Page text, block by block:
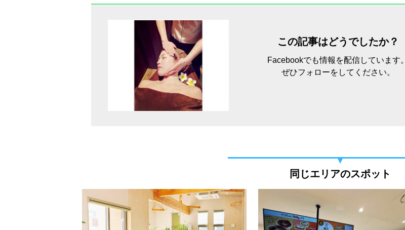
この記事はどうでしたか？
Facebookでも情報を配信しています。
ぜひフォローをしてください。
同じエリアのスポット